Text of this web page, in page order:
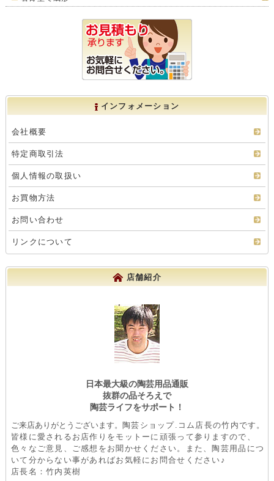
インフォメーション
会社概要
特定商取引法
個人情報の取扱い
お買物方法
お問い合わせ
リンクについて
店舗紹介
日本最大級の陶芸用品通販
抜群の品そろえで
陶芸ライフをサポート！
ご来店ありがとうございます。 陶芸ショップ.コム店長の竹内です。
皆様に愛されるお店作りをモットーに頑張って参りますので、
色々なご意見、ご感想をお聞かせください。また、陶芸用品につ
いて分からない事があればお気軽にお問合せください♪
店長名：竹内英樹